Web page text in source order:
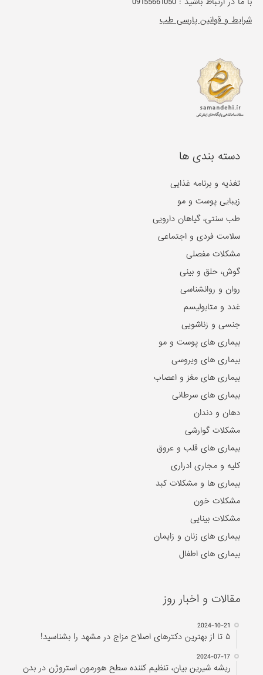
شرایط و قوانین پارسی طب
دسته بندی ها
تغذیه و برنامه غذایی
زیبایی پوست و مو
طب سنتی، گیاهان دارویی
سلامت فردی و اجتماعی
مشکلات مفصلی
گوش، حلق و بینی
روان و روانشناسی
غدد و متابولیسم
جنسی و زناشویی
بیماری های پوست و مو
بیماری های ویروسی
بیماری های مغز و اعصاب
بیماری های سرطانی
دهان و دندان
مشکلات گوارشی
بیماری های قلب و عروق
کلیه و مجاری ادراری
بیماری ها و مشکلات کبد
مشکلات خون
مشکلات بینایی
بیماری های زنان و زایمان
بیماری های اطفال
مقالات و اخبار روز
2024-10-21
۵ تا از بهترین دکتر‌های اصلاح مزاج در مشهد را بشناسید!
2024-07-17
ریشه شیرین بیان، تنظیم کننده سطح هورمون استروژن در بدن